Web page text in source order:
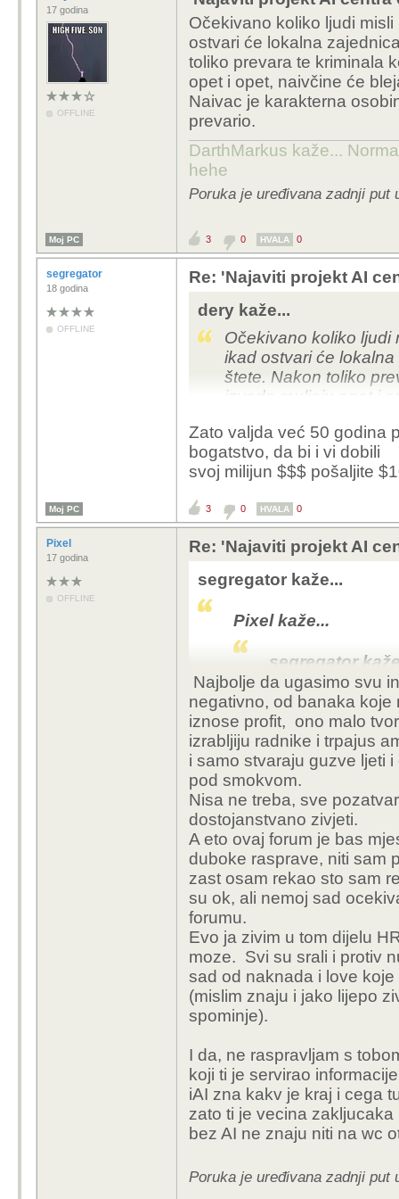
3. "mnoge
koje?
3 godine je nerealno,
inženjer ili projektant
A ovo ostralo, sto bi
projektiranje da ti
vidiš benefite od
elektrana i ostale
HR je poprilično
Za pitanje broj 2 je je
A 3 neču niti
popratne djelatnosti i
cijela tema zanima
Eto najbolje da se
pojedinci smatraju da
17 godina
OFFLINE
Očekivano koliko ljudi
ostvari će lokalna
toliko prevara te kriminala
opet i opet, naivčine će
Naivac je karakterna
prevario.
DarthMarkus kaže...
hehe
Poruka je uređivana zadnji put
Moj PC 3 0 HVALA 0
segregator
18 godina
OFFLINE
Re: 'Najaviti projekt AI
dery kaže...
Očekivano koliko ljudi
ikad ostvari će
štete. Nakon toliko
izvode muljaju opet i
tu promjene koliko
Zato valjda već 50 godina
bogatstvo, da bi i vi dobili
svoj milijun $$$ pošaljite
Moj PC 3 0 HVALA 0
Pixel
17 godina
OFFLINE
Re: 'Najaviti projekt AI
segregator kaže...
Pixel kaže...
segregator
Pixel
Najbolje da ugasimo svu
negativno, od banaka
iznose profit, ono malo
izrabljiju radnike i trpajus
i samo stvaraju guzve ljeti
pod smokvom.
Nisa ne treba, sve
dostojanstvano zivjeti.
A eto ovaj forum je bas
duboke rasprave, niti sam
zast osam rekao sto sam
su ok, ali nemoj sad
forumu.
Evo ja zivim u tom dijelu
moze. Svi su srali i protiv
sad od naknada i love
(mislim znaju i jako lijepo
spominje).
I da, ne raspravljam s
koji ti je servirao
iAI zna kakv je kraj i cega
zato ti je vecina
bez AI ne znaju niti na wc
Poruka je uređivana zadnji put